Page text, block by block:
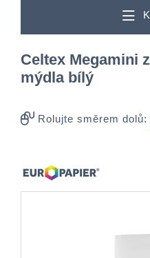
Celtex Megamini
mýdla bílý
Rolujte směrem dolů: